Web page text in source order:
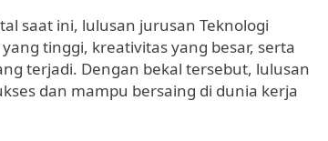
saat ini, lulusan jurusan Teknologi
tinggi, kreativitas yang besar, serta
terjadi. Dengan bekal tersebut, lulusan
dan mampu bersaing di dunia kerja